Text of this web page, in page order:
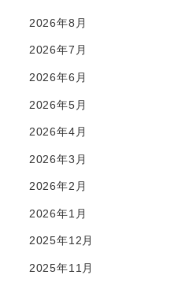
2026年8月
2026年7月
2026年6月
2026年5月
2026年4月
2026年3月
2026年2月
2026年1月
2025年12月
2025年11月